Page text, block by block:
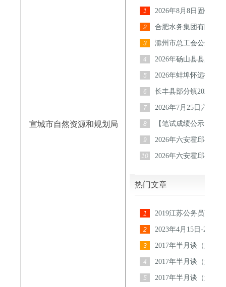
宣城市自然资源和规划局
1
2026年8月8日固镇湖
备干部面试题
2
合肥水务集团有限公
招聘公告
3
滁州市总工会公开招
工会工作者和专
4
2026年砀山县县属国
聘工作人员公告
5
2026年蚌埠怀远投资
公司招聘30人公
6
长丰县部分镇2026年
村（社区）后备
7
2026年7月25日六安辅
题
8
【笔试成绩公示】长
镇2026年公开招
9
2026年六安霍邱县事
调10人公告
10
2026年六安霍邱县县
热门文章
1
2019江苏公务员面试
节
2
2023年4月15日-23日
员面试真题汇总
3
2017年半月谈（第20
选）
4
2017年半月谈（第18
选）
5 2017年半月谈（第19